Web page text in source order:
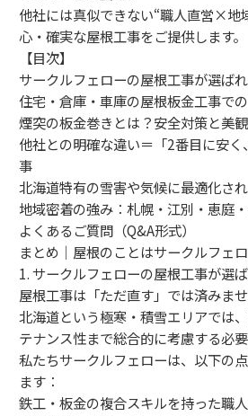
他社には真似できない“職人直営×地
心・確実な屋根工事をご提供します。
【目次】
サークルフェローの屋根工事が選ば
住宅・倉庫・車庫の屋根板金工事で
煙突の板金巻きとは？安全対策と美
他社との明確な違い＝「2番目に安
事
北海道特有の雪害や気候に最適化さ
地域密着の強み：札幌・江別・恵庭
よくあるご質問（Q&A形式）
まとめ｜屋根のことはサークルフェ
1. サークルフェローの屋根工事が選
屋根工事は「ただ直す」では済みませ
北海道という極寒・積雪エリアでは
テナンス性まで総合的に考慮する必要
私たちサークルフェローは、以下の
ます：
鉄工・板金の複合スキルを持った職